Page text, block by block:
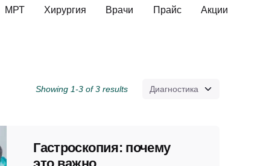
МРТ Хирургия Врачи Прайс Акции
Showing 1-3 of 3 results
Гастроскопия: почему